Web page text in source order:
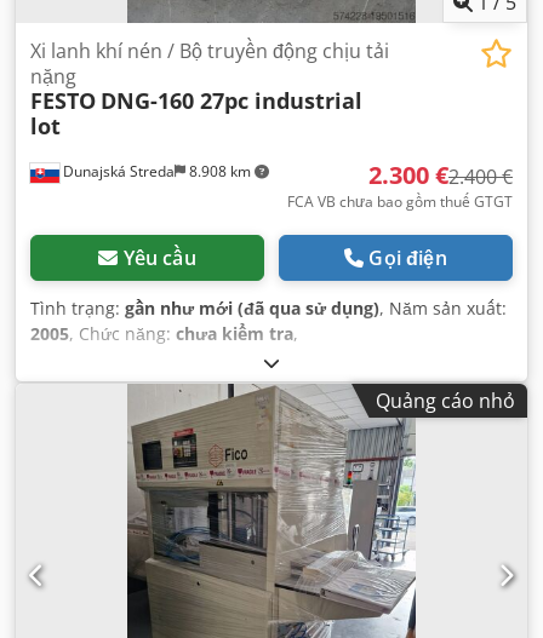
Dunajská Streda 8.908 km
Xi lanh khí nén / Bộ truyền động chịu tải
nặng
FESTO DNG-160 27pc industrial
lot
2.300 €2.400 €
FCA VB chưa bao gồm thuế GTGT
Yêu cầu Gọi điện
Tình trạng: gần như mới (đã qua sử dụng), Năm sản xuất:
2005, Chức năng: chưa kiểm tra,
Quảng cáo nhỏ